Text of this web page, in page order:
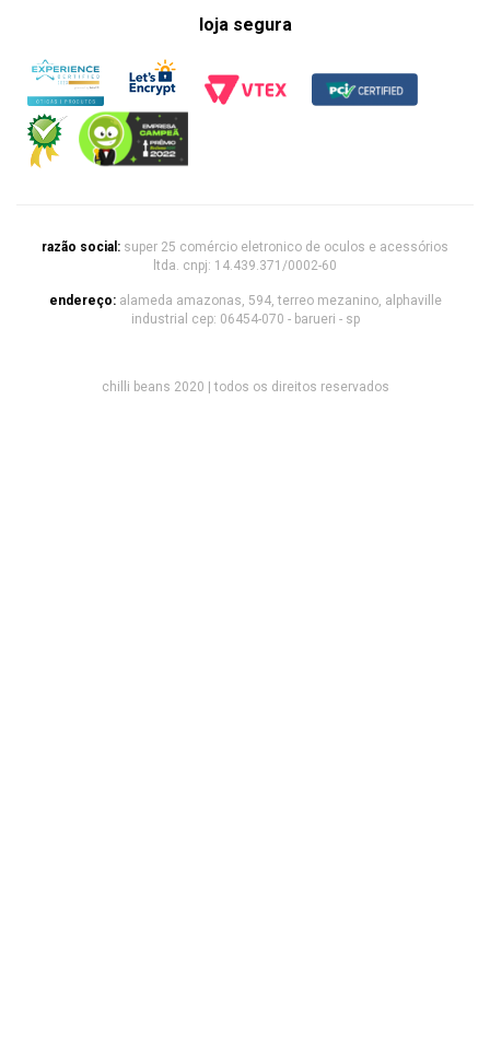
loja segura
razão social: super 25 comércio eletronico de oculos e acessórios
ltda. cnpj: 14.439.371/0002-60
endereço: alameda amazonas, 594, terreo mezanino, alphaville
industrial cep: 06454-070 - barueri - sp
chilli beans 2020 | todos os direitos reservados